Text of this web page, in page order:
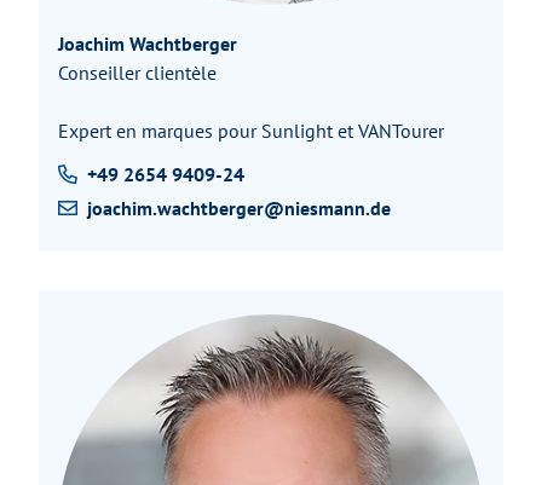
Joachim Wachtberger
Conseiller clientèle
Expert en marques pour Sunlight et VANTourer
+49 2654 9409-24
joachim.wachtberger@niesmann.de